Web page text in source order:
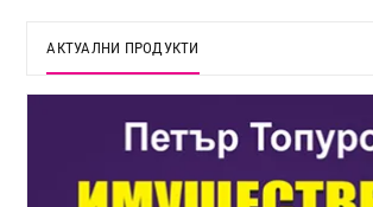
АКТУАЛНИ ПРОДУКТИ